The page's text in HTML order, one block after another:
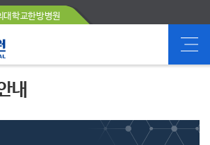
대학교한방병원
내